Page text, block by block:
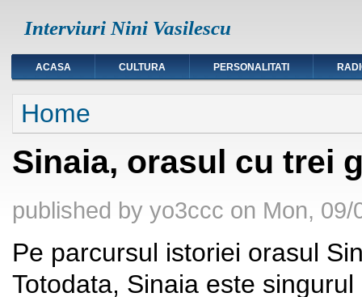
Interviuri Nini Vasilescu
ACASA CULTURA PERSONALITATI
You are here
Home
Sinaia, orasul cu trei
published by yo3ccc on Mon, 09/
Pe parcursul istoriei orasul
Totodata, Sinaia este